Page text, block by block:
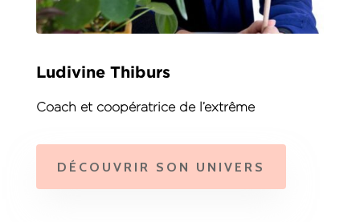
Ludivine Thiburs
Coach et coopératrice de l’extrême
DÉCOUVRIR SON UNIVERS